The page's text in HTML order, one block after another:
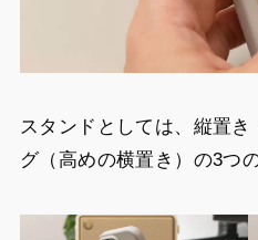
スタンドとしては、縦置
グ（高めの横置き）の3つ